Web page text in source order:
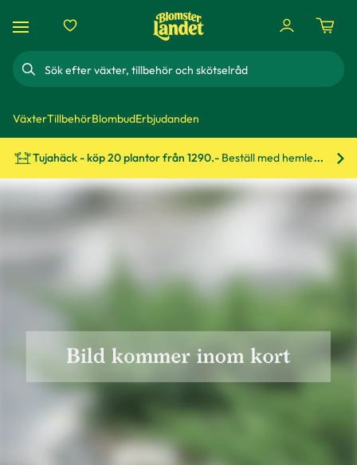
Sök
VäxterTillbehörBlombudErbjudanden
Tujahäck - köp 20 plantor från 1290.- Beställ med hemleverans!